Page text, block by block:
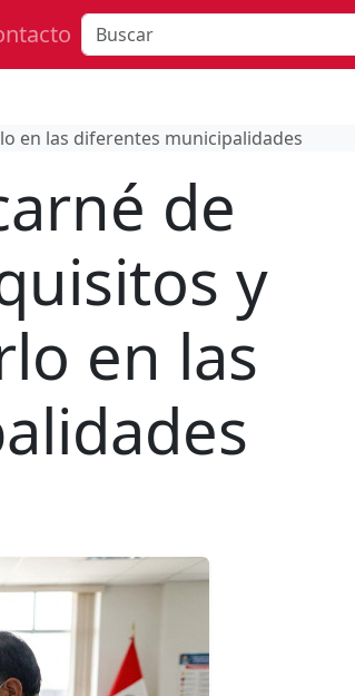
en las diferentes municipalidades
de
y
en las